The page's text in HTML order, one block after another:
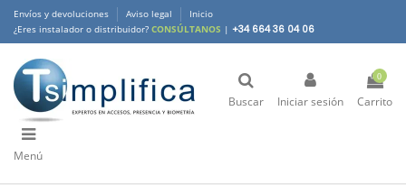
Envíos y devoluciones Aviso legal
Inicio
¿Eres instalador o distribuidor? CONSÚLTANOS | +34 664 36 04 06
Buscar Iniciar sesión
0
Carrito
Menú